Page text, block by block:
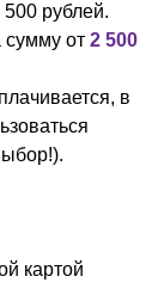
рублей.
сумму от 2 500
в
картой